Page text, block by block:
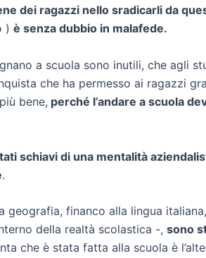
dei ragazzi nello sradicarli da
) è senza dubbio in malafede.
a scuola sono inutili, che agli
che ha permesso ai ragazzi
bene, perché l’andare a scuola
schiavi di una mentalità
.
geografia, financo alla lingua
della realtà scolastica -, sono
che è stata fatta alla scuola è